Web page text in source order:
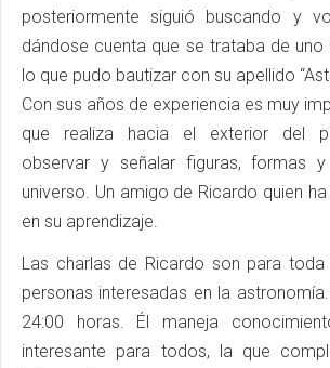
posteriormente siguió buscando y
dándose cuenta que se trataba de
lo que pudo bautizar con su apellido
Con sus años de experiencia es muy
que realiza hacia el exterior del
observar y señalar figuras, formas
universo. Un amigo de Ricardo quien
en su aprendizaje.
Las charlas de Ricardo son para
personas interesadas en la
24:00 horas. Él maneja
interesante para todos, la que